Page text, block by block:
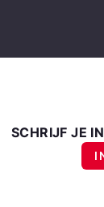
SCHRIJF JE